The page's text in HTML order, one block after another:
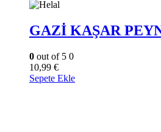
GAZİ KAŞAR
0 out of 5 0
10,99 €
Sepete Ekle